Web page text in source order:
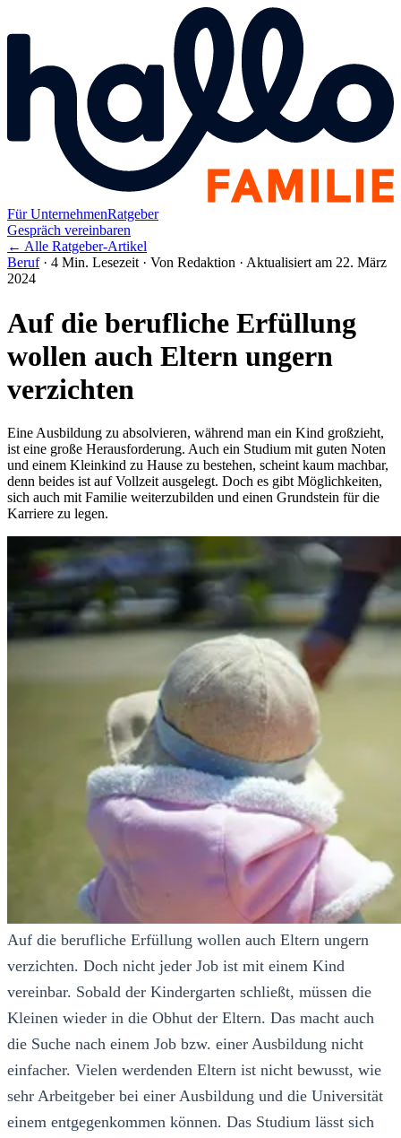
Für UnternehmenRatgeber
Gespräch vereinbaren
← Alle Ratgeber-Artikel
Beruf · 4 Min. Lesezeit · Von Redaktion · Aktualisiert am 22. März
2024
Auf die berufliche Erfüllung
wollen auch Eltern ungern
verzichten
Eine Ausbildung zu absolvieren, während man ein Kind großzieht,
ist eine große Herausforderung. Auch ein Studium mit guten Noten
und einem Kleinkind zu Hause zu bestehen, scheint kaum machbar,
denn beides ist auf Vollzeit ausgelegt. Doch es gibt Möglichkeiten,
sich auch mit Familie weiterzubilden und einen Grundstein für die
Karriere zu legen.
Auf die berufliche Erfüllung wollen auch Eltern ungern
verzichten. Doch nicht jeder Job ist mit einem Kind
vereinbar. Sobald der Kindergarten schließt, müssen die
Kleinen wieder in die Obhut der Eltern. Das macht auch
die Suche nach einem Job bzw. einer Ausbildung nicht
einfacher. Vielen werdenden Eltern ist nicht bewusst, wie
sehr Arbeitgeber bei einer Ausbildung und die Universität
einem entgegenkommen können. Das Studium lässt sich